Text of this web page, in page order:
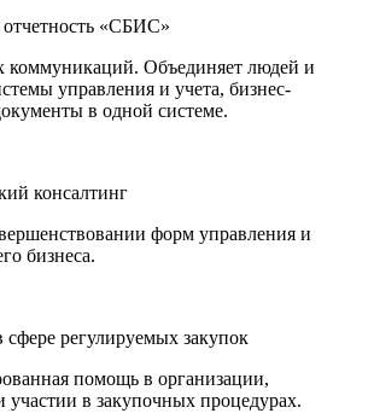
«СБИС»
коммуникаций. Объединяет людей и
управления и учета, бизнес-
в одной системе.
консалтинг
форм управления и
бизнеса.
сфере регулируемых закупок
помощь в организации,
участии в закупочных процедурах.